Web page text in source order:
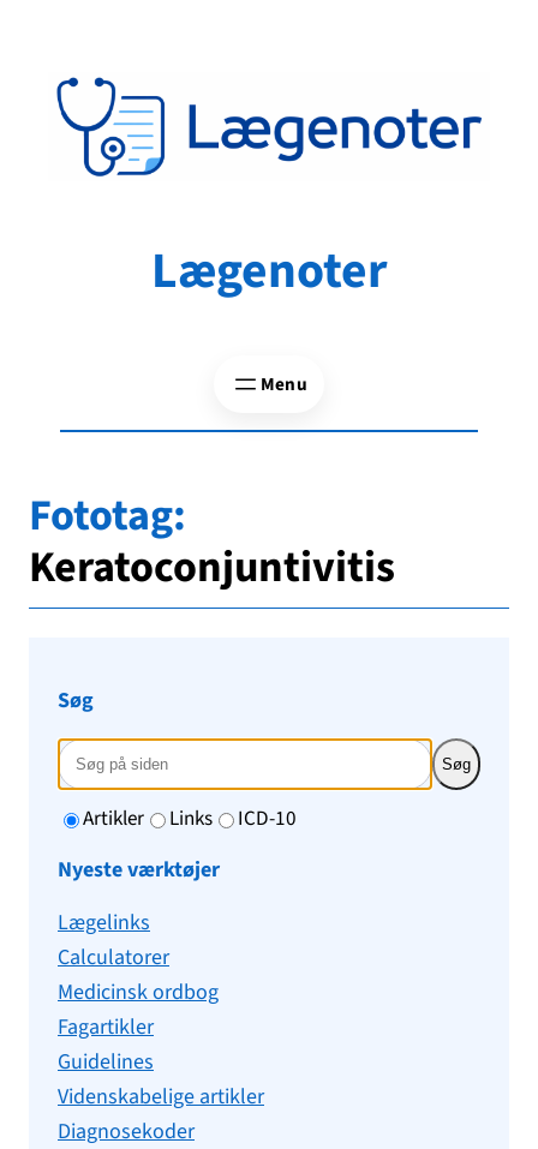
indhold
Lægenoter
Fototag:
Keratoconjuntivitis
Søg
Søg
Artikler Links
ICD-10
Nyeste værktøjer
Lægelinks
Calculatorer
Medicinsk ordbog
Fagartikler
Guidelines
Videnskabelige artikler
Diagnosekoder